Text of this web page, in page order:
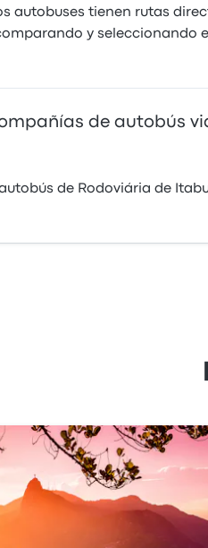
autobuses tienen rutas
y seleccionando
de autobús
de Rodoviária de